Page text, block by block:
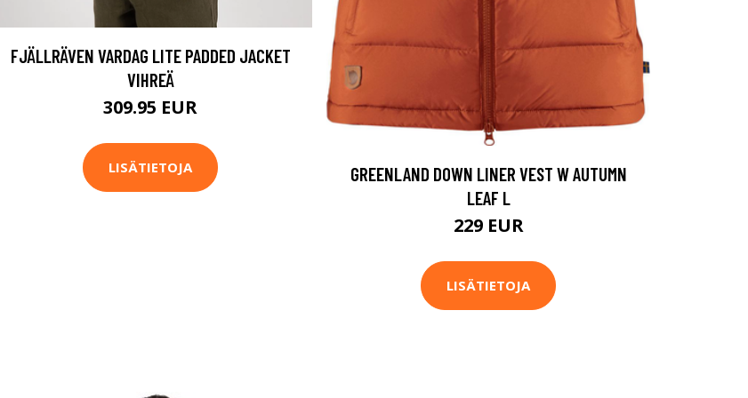
FJÄLLRÄVEN VARDAG LITE PADDED JACKET
VIHREÄ
309.95 EUR
LISÄTIETOJA
GREENLAND DOWN LINER VEST W AUTUMN
LEAF L
229 EUR
LISÄTIETOJA